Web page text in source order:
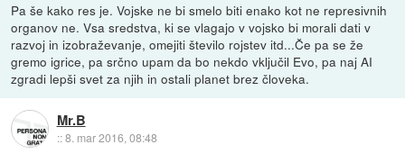
Pa še kako res je. Vojske ne bi smelo biti enako kot ne represivnih
organov ne. Vsa sredstva, ki se vlagajo v vojsko bi morali dati v
razvoj in izobraževanje, omejiti število rojstev itd...Če pa se že
gremo igrice, pa srčno upam da bo nekdo vključil Evo, pa naj AI
zgradi lepši svet za njih in ostali planet brez človeka.
Mr.B
::8. mar 2016, 08:48